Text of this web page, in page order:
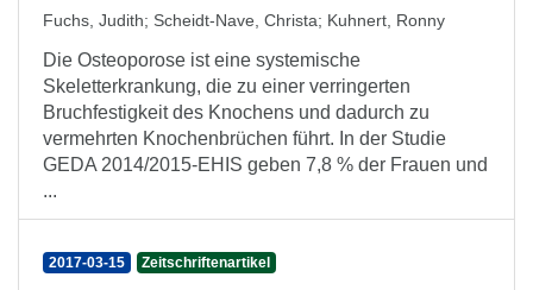
Fuchs, Judith; Scheidt-Nave, Christa; Kuhnert, Ronny
Die Osteoporose ist eine systemische
Skeletterkrankung, die zu einer verringerten
Bruchfestigkeit des Knochens und dadurch zu
vermehrten Knochenbrüchen führt. In der Studie
GEDA 2014/2015-EHIS geben 7,8 % der Frauen und
...
2017-03-15 Zeitschriftenartikel